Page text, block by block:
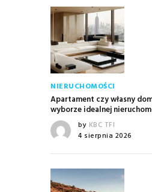
NIERUCHOMOŚCI
Apartament czy własny
wyborze idealnej
by KBC TFI
4 sierpnia 2026